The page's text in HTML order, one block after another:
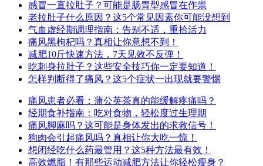
感冒一直拉肚子？可能是肠胃型感冒在作祟
老拉肚子什么原因？这5个常见因素你可能没想到
气血虚经期调理指南：告别不适，重拾活力
痛风黑枸杞吗？真相让你意想不到！
减肥10斤快速方法，7天见效不反弹！
吃刺身拉肚子？这些安全技巧你一定要知道！
怎样判断得了痛风？这5个症状一出现就要警惕
痛风患者必看：蒲公英茶真的能缓解疼痛吗？
经期食补指南：吃对食物，轻松度过生理期
痛风脚麻吗？这可能是身体发出的求救信号！
狗肉会引起痛风吗？真相让你大吃一惊！
想闭经吃什么药最管用？这5种方法最有效！
高效燃脂！有那些运动减肥方法让你轻松瘦身？